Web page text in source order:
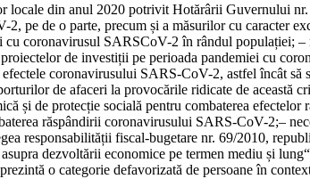
locale din anul 2020 potrivit Hotărârii Guvernului
pe de o parte, precum și a măsurilor cu caracter
cu coronavirusul SARSCoV-2 în rândul populației; –
de investiții pe perioada pandemiei cu
coronavirusului SARS-CoV-2, astfel încât să
de afaceri la provocările ridicate de această
și de protecție socială pentru combaterea
răspândirii coronavirusului SARS-CoV-2;–
responsabilității fiscal-bugetare nr. 69/2010,
dezvoltării economice pe termen mediu și
o categorie defavorizată de persoane în